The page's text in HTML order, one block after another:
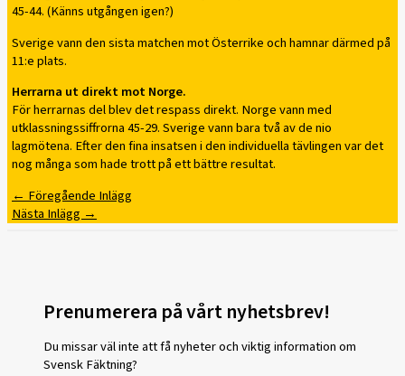
45-44. (Känns utgången igen?)
Sverige vann den sista matchen mot Österrike och hamnar därmed på
11:e plats.
Herrarna ut direkt mot Norge.
För herrarnas del blev det respass direkt. Norge vann med
utklassningssiffrorna 45-29. Sverige vann bara två av de nio
lagmötena. Efter den fina insatsen i den individuella tävlingen var det
nog många som hade trott på ett bättre resultat.
← Föregående Inlägg
Nästa Inlägg →
Prenumerera på vårt nyhetsbrev!
Du missar väl inte att få nyheter och viktig information om
Svensk Fäktning?